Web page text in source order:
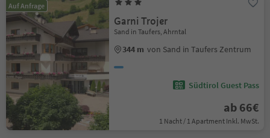
Auf Anfrage
Garni Trojer
Sand in Taufers, Ahrntal
344 m von Sand in Taufers Zentrum
Südtirol Guest Pass
ab 66€
1 Nacht / 1 Apartment Inkl. MwSt.